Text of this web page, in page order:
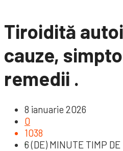
Tiroidită
cauze,
remedii .
8 ianuarie 2026
0
1038
6 (DE) MINUTE TIMP